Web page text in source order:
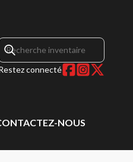
connecté
NOUS